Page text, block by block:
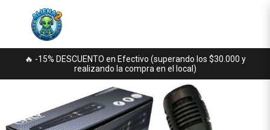
🔥 -15% DESCUENTO en Efectivo (superando los $30.000 y
realizando la compra en el local)